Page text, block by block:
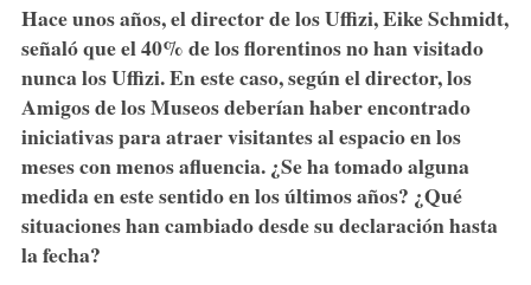
Hace unos años, el director de los Uffizi, Eike Schmidt,
señaló que el 40% de los florentinos no han visitado
nunca los Uffizi. En este caso, según el director, los
Amigos de los Museos deberían haber encontrado
iniciativas para atraer visitantes al espacio en los
meses con menos afluencia. ¿Se ha tomado alguna
medida en este sentido en los últimos años? ¿Qué
situaciones han cambiado desde su declaración hasta
la fecha?